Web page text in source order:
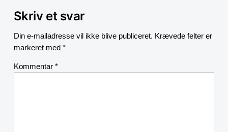
Skriv et svar
Din e-mailadresse vil ikke blive publiceret. Krævede felter er
markeret med *
Kommentar *